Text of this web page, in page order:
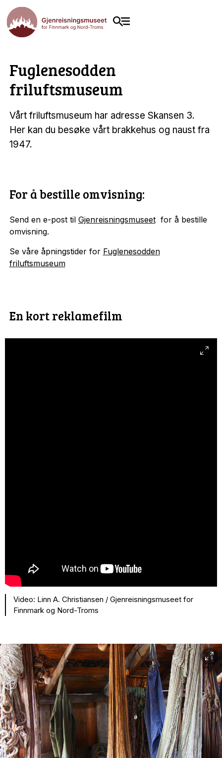
Fuglenesodden
friluftsmuseum
Vårt friluftsmuseum har adresse Skansen 3.
Her kan du besøke vårt brakkehus og naust fra
1947.
For å bestille omvisning:
Send en e-post til Gjenreisningsmuseet for å bestille
omvisning.
Se våre åpningstider for Fuglenesodden
friluftsmuseum
En kort reklamefilm
Video: Linn A. Christiansen / Gjenreisningsmuseet for
Finnmark og Nord-Troms